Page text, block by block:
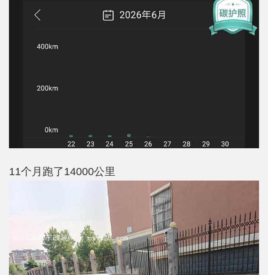
11个月跑了14000公里